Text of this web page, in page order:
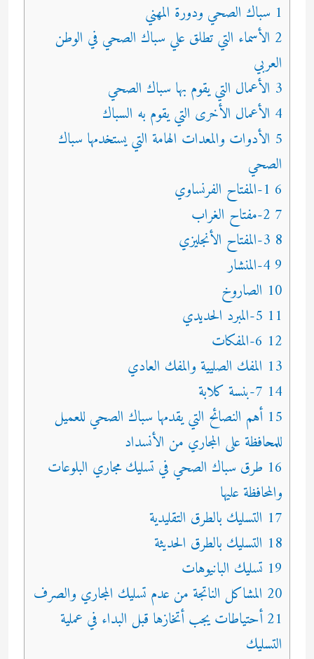
1 سباك الصحي ودورة المهني
2 الأسماء التي تطلق علي سباك الصحي في الوطن
العربي
3 الأعمال التي يقوم بها سباك الصحي
4 الأعمال الأخرى التي يقوم به السباك
5 الأدوات والمعدات الهامة التي يستخدمها سباك
الصحي
6 1-المفتاح الفرنساوي
7 2-مفتاح الغراب
8 3-المفتاح الأنجليزي
9 4-المنشار
10 الصاروخ
11 5-المبرد الحديدي
12 6-المفكات
13 المفك الصليية والمفك العادي
14 7-بنسة كلابة
15 أهم النصائح التي يقدمها سباك الصحي للعميل
للمحافظة على المجاري من الأنسداد
16 طرق سباك الصحي في تسليك مجاري البلوعات
والمحافظة عليها
17 التسليك بالطرق التقليدية
18 التسليك بالطرق الحديثة
19 تسليك البانيوهات
20 المشاكل الناتجة من عدم تسليك المجاري والصرف
21 أحتياطات يجب أتخازها قبل البداء في عملية
التسليك